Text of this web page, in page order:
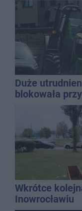
Duże
blokowała
Wkrótce
Inowrocławiu